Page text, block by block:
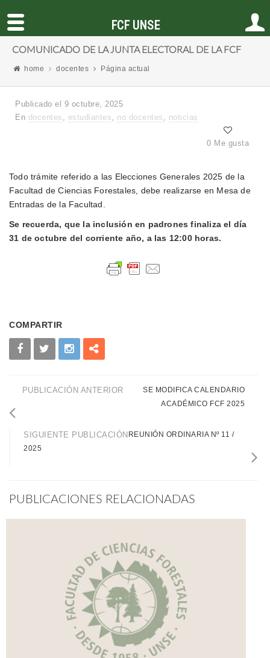
COMUNICADO DE LA JUNTA ELECTORAL DE LA FCF
home docentes Página actual
Publicado el 9 octubre, 2025
En docentes , estudiantes, no docentes , noticias
0 Me gusta
Todo trámite referido a las Elecciones Generales 2025 de la
Facultad de Ciencias Forestales, debe realizarse en Mesa de
Entradas de la Facultad.
Se recuerda, que la inclusión en padrones finaliza el día
31 de octubre del corriente año, a las 12:00 horas.
COMPARTIR
PUBLICACIÓN ANTERIOR
SE MODIFICA CALENDARIO
ACADÉMICO FCF 2025
SIGUIENTE PUBLICACIÓN REUNIÓN ORDINARIA Nº 11 /
2025
PUBLICACIONES RELACIONADAS
FCF UNSE